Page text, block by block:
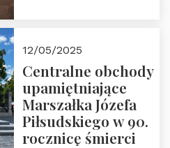
12/05/2025
Centralne obchody
upamiętniające
Marszałka Józefa
Piłsudskiego w 90.
rocznicę śmierci